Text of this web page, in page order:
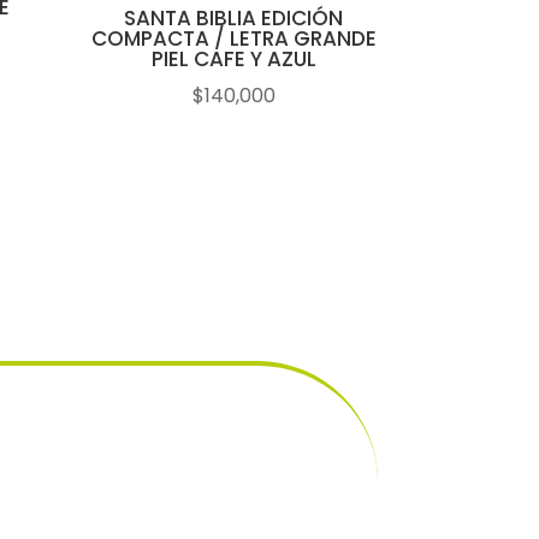
SANTA BIBLIA EDICIÓN
COMPACTA / LETRA GRANDE
PIEL CAFE Y AZUL
$140,000